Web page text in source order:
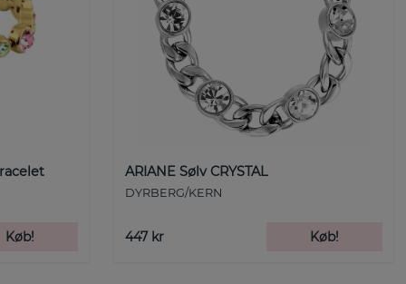
Køb!
ARIANE Sølv CRYSTAL
DYRBERG/KERN
447 kr Køb!